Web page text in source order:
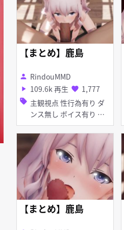
【まとめ】鹿島
person RindouMMD
play_arrow 109.6k 再生 favorite 1,777
sell 主観視点 性行為有り ダ
ンス無し ボイス有り イ
チャラブ・あまあま 巨乳
フェラ
【まとめ】鹿島